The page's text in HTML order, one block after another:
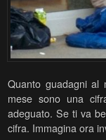
Quanto guadagni
mese sono una
adeguato. Se ti va
cifra. Immagina ora